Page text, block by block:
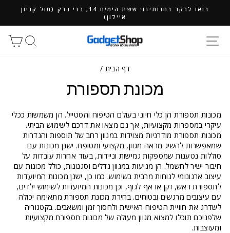
בואו לבקר בחנותינו: ששת הימים 14, בני ברק (מול קניון
איילון)
חיפוש
דף הבית /
מכונת תספורת
מכונות תספורת הן כלי חיוני בעולם הטיפוח והסטייל. הן משמשות ככלי
עיקרי במספרות מקצועיות, אך גם מצאו את דרכם לשימוש הביתי.
מכונות תספורת מודרניות מצוידות במגוון רחב של תוספות והגדרות
שמאפשרות להשיג מראה מגוון, מקצועי ומטופח. ישנן מכונות עם
סוללות נטענות שמספקות גמישות וניידות, בעוד אחרות עובדות על
חיבור ישיר לחשמל. הן מגיעות במגוון גדלים וסגנונות, כולל מכונות עם
עיצוב ארגונומי לנוחות מרבית בשימוש. כמו כן, ישנן מכונות המיועדות
לתספורת ראש, זקן או אף לגוף, וכן מכונות המיועדות לשימוש ילדים,
עם עיצובים מרגשים ובטוחים. בחירת מכונת תספורת מתאימה יכולה
לשדרג את חוויית הטיפוח האישית ולחסוך זמן ומשאבים. בקטגוריה
שלפניכם תוכלו למצוא מגוון מעולה של מכונות תספורת מקצועיות
ומעוצבות.